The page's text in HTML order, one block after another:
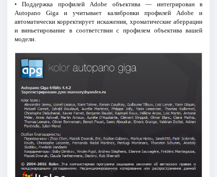
• Поддержка профилей Adobe объектива — интегрирован в
Autopano Giga и учитывает калибровки профилей Adobe и
автоматически корректирует искажения, хроматические аберрации
и виньетирование в соответствии с профилем объектива вашей
модели.